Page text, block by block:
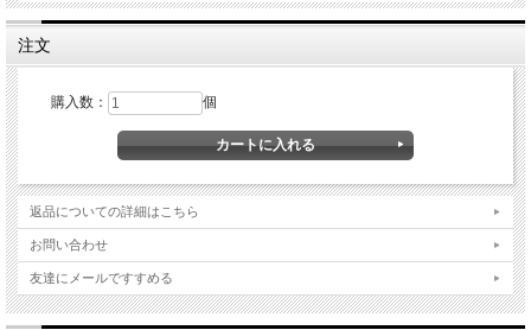
注文
購入数： 個
返品についての詳細はこちら
お問い合わせ
友達にメールですすめる